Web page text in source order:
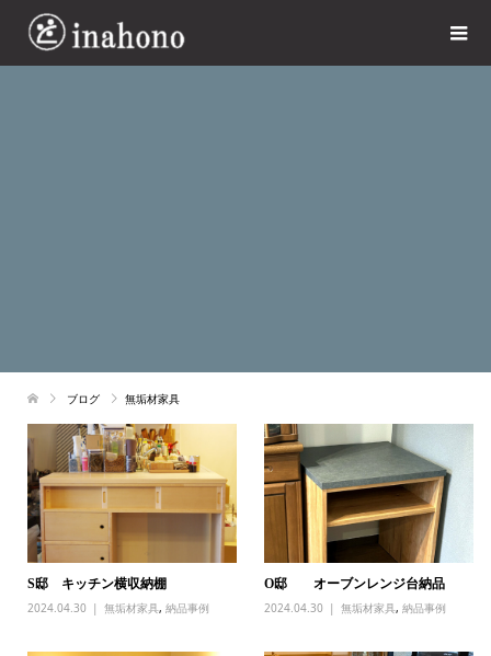
ブログ 無垢材家具
S邸 キッチン横収納棚
2024.04.30
無垢材家具, 納品事例
O邸 オーブンレンジ台納品
2024.04.30
無垢材家具,納品事例